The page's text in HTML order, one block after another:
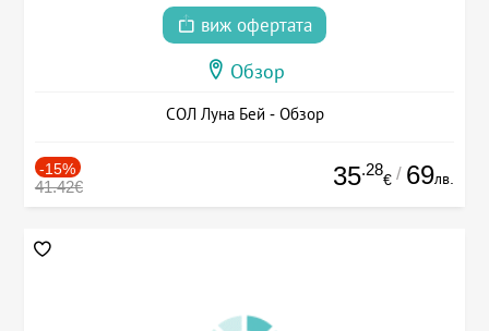
виж офертата
Обзор
СОЛ Луна Бей - Обзор
-15%
41.42€ 35.28
€ / 69лв.